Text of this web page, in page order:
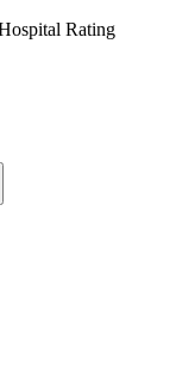
Rating